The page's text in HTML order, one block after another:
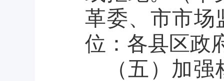
革委、市市场
位：各县区政
（五）加